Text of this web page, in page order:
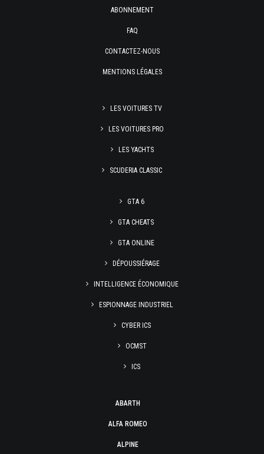
ABONNEMENT
FAQ
CONTACTEZ-NOUS
MENTIONS LÉGALES
LES VOITURES TV
LES VOITURES PRO
LES YACHTS
SCUDERIA CLASSIC
GTA 6
GTA CHEATS
GTA ONLINE
DÉPOUSSIÉRAGE
INTELLIGENCE ÉCONOMIQUE
ESPIONNAGE INDUSTRIEL
CYBER ICS
OCMST
ICS
ABARTH
ALFA ROMEO
ALPINE